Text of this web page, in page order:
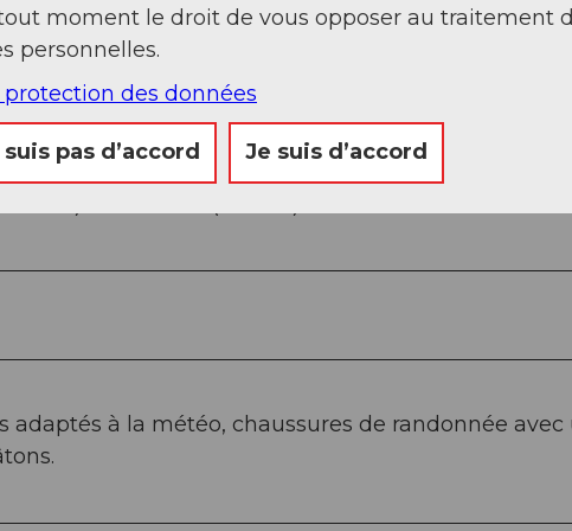
m) - Grathöchi (1569 m)
à la météo, chaussures de randonnée avec
moment le droit de vous opposer au traitement
personnelles.
protection des données
pas d’accord Je suis d’accord